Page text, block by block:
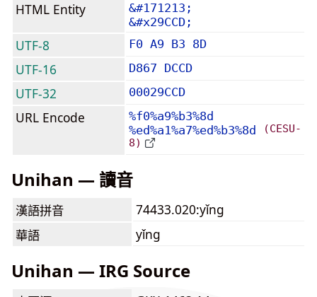
HTML Entity
&#171213;
&#x29CCD;
UTF-8 F0 A9 B3 8D
UTF-16 D867 DCCD
UTF-32 00029CCD
URL Encode
%f0%a9%b3%8d
%ed%a1%a7%ed%b3%8d
(CESU-
8)
Unihan — 讀音
漢語拼音
74433.020:yǐng
華語
yǐng
Unihan — IRG Source